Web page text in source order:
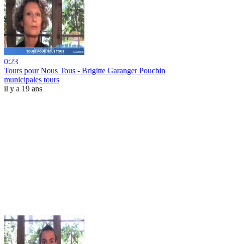
0:23
Tours pour Nous Tous - Brigitte Garanger Pouchin
municipales tours
il y a 19 ans